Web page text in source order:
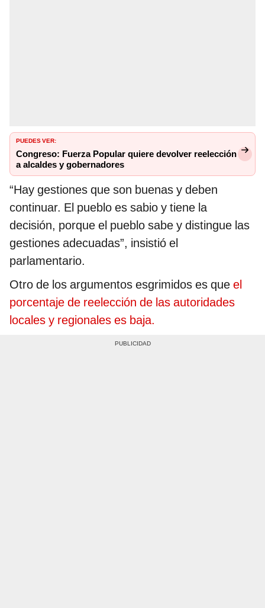
PUEDES VER:
Congreso: Fuerza Popular quiere devolver reelección
a alcaldes y gobernadores
“Hay gestiones que son buenas y deben
continuar. El pueblo es sabio y tiene la
decisión, porque el pueblo sabe y distingue las
gestiones adecuadas”, insistió el
parlamentario.
Otro de los argumentos esgrimidos es que el
porcentaje de reelección de las autoridades
locales y regionales es baja.